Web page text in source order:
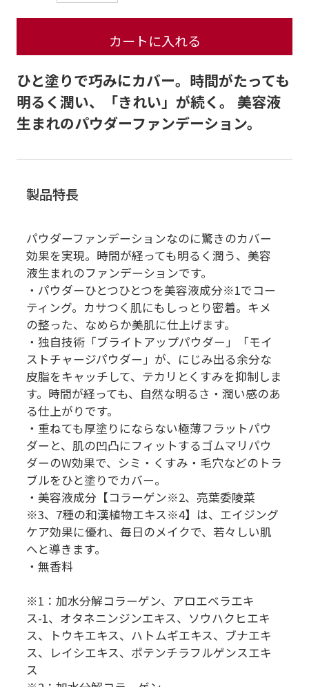
カートに入れる
ひと塗りで巧みにカバー。時間がたっても
明るく潤い、「きれい」が続く。 美容液
生まれのパウダーファンデーション。
製品特長
パウダーファンデーションなのに驚きのカバー
効果を実現。時間が経っても明るく潤う、美容
液生まれのファンデーションです。
・パウダーひとつひとつを美容液成分※1でコー
ティング。カサつく肌にもしっとり密着。キメ
の整った、なめらか美肌に仕上げます。
・独自技術「ブライトアップパウダー」「モイ
ストチャージパウダー」が、にじみ出る余分な
皮脂をキャッチして、テカリとくすみを抑制しま
す。時間が経っても、自然な明るさ・潤い感のあ
る仕上がりです。
・重ねても厚塗りにならない極薄フラットパウ
ダーと、肌の凹凸にフィットするゴムマリパウ
ダーのW効果で、シミ・くすみ・毛穴などのトラ
ブルをひと塗りでカバー。
・美容液成分【コラーゲン※2、亮葉委陵菜
※3、7種の和漢植物エキス※4】は、エイジング
ケア効果に優れ、毎日のメイクで、若々しい肌
へと導きます。
・無香料
※1：加水分解コラーゲン、アロエベラエキ
ス-1、オタネニンジンエキス、ソウハクヒエキ
ス、トウキエキス、ハトムギエキス、ブナエキ
ス、レイシエキス、ポテンチラフルゲンスエキ
ス